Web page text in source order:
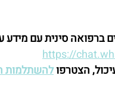
סינית עם מידע
https://
הצטרפו להשתלמות